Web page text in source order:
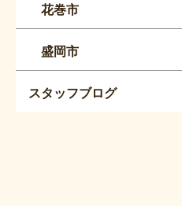
花巻市
盛岡市
スタッフブログ